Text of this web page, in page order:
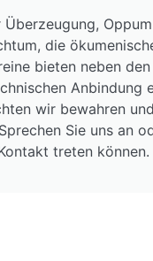
die
bieten neben
Anbindung
wir bewahren
Sie uns an
treten können.